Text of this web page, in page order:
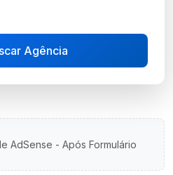
Agência
AdSense - Após Formulário